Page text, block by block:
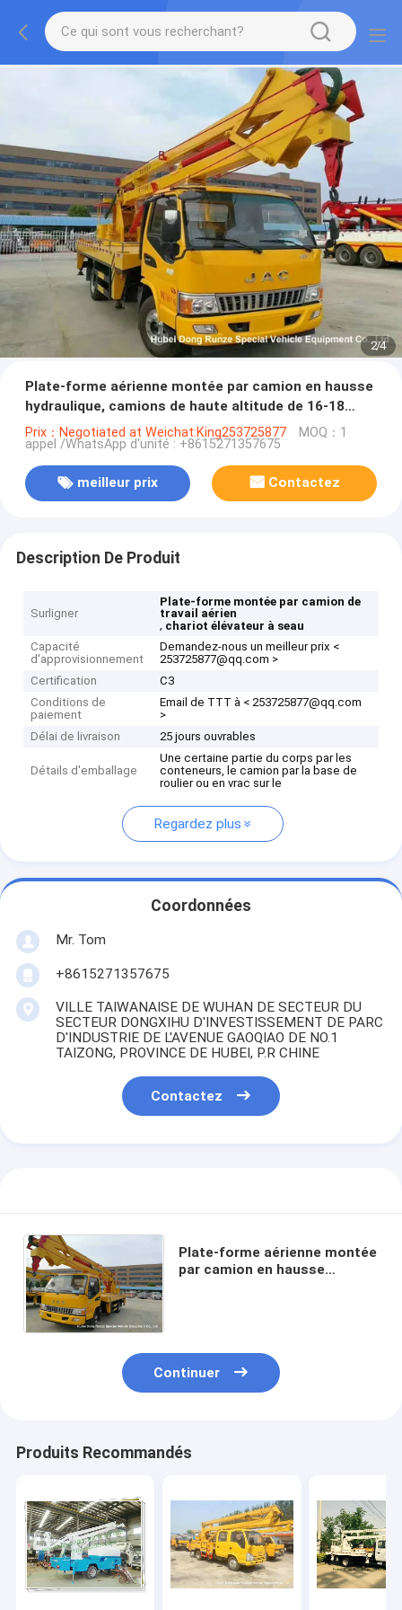
2/4
Plate-forme aérienne montée par camion en hausse
hydraulique, camions de haute altitude de 16-18
mètres
Prix：Negotiated at Weichat:King253725877 MOQ：1
appel /WhatsApp d'unité : +8615271357675
meilleur prix Contactez
Description De Produit
Surligner
Plate-forme montée par camion de
travail aérien
, chariot élévateur à seau
Capacité
d'approvisionnement
Demandez-nous un meilleur prix <
253725877@qq.com >
Certification
C3
Conditions de
paiement
Email de TTT à < 253725877@qq.com
>
Délai de livraison
25 jours ouvrables
Détails d'emballage
Une certaine partie du corps par les
conteneurs, le camion par la base de
roulier ou en vrac sur le
Regardez plus
Coordonnées
Mr. Tom
+8615271357675
VILLE TAIWANAISE DE WUHAN DE SECTEUR DU
SECTEUR DONGXIHU D'INVESTISSEMENT DE PARC
D'INDUSTRIE DE L'AVENUE GAOQIAO DE NO.1
TAIZONG, PROVINCE DE HUBEI, P.R CHINE
Contactez
Plate-forme aérienne montée
par camion en hausse
Continuer
Produits Recommandés